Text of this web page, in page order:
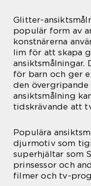
Glitter-
populär form av
konstnärerna
lim för att skapa
ansiktsmålningar.
för barn och ger
den
ansiktsmålning
tidskrävande att
Populära
djurmotiv som
superhjältar som
prinsessor och
filmer och tv-